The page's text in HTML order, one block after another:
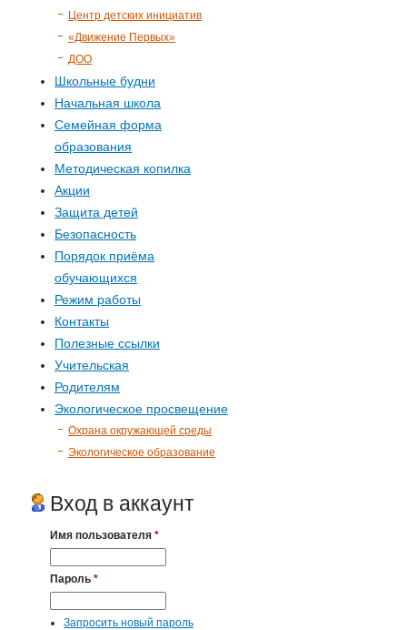
Центр детских инициатив
«Движение Первых»
ДОО
Школьные будни
Начальная школа
Семейная форма
образования
Методическая копилка
Акции
Защита детей
Безопасность
Порядок приёма
обучающихся
Режим работы
Контакты
Полезные ссылки
Учительская
Родителям
Экологическое просвещение
Охрана окружающей среды
Экологическое образование
Вход в аккаунт
Имя пользователя *
Пароль *
Запросить новый пароль